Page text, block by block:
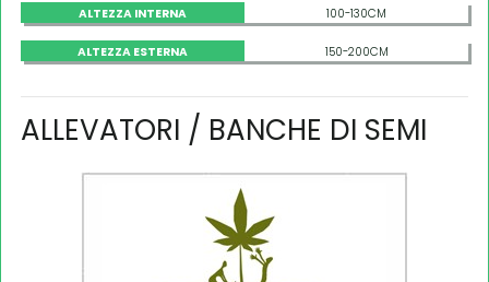
ALTEZZA INTERNA 100-130CM
ALTEZZA ESTERNA 150-200CM
ALLEVATORI / BANCHE DI SEMI